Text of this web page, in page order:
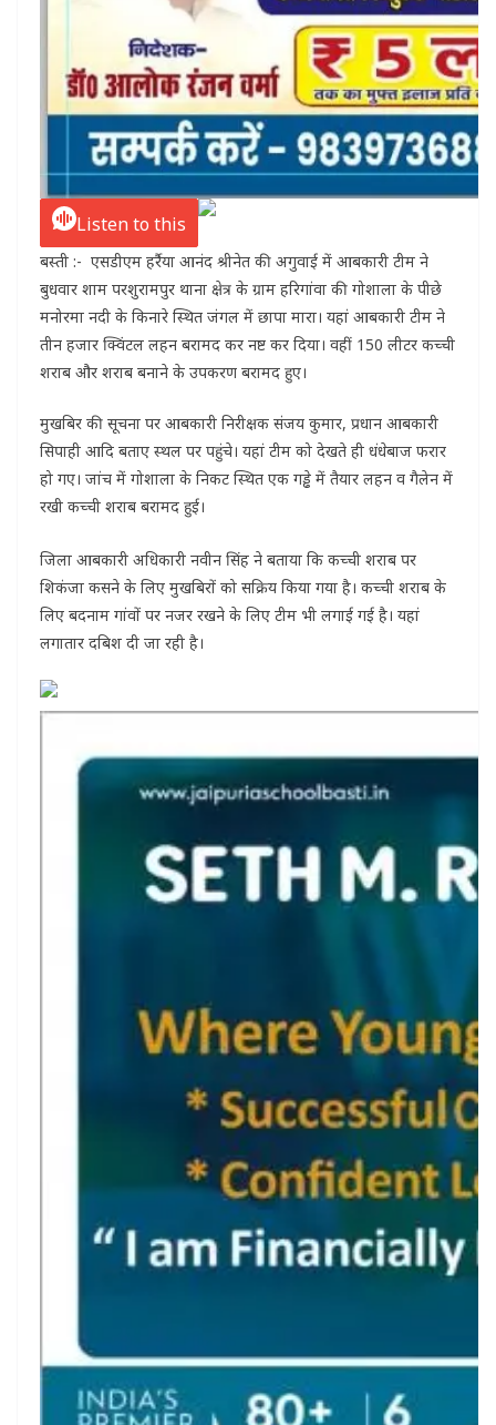
Listen to this
बस्ती :- एसडीएम हर्रैया आनंद श्रीनेत की अगुवाई में आबकारी टीम ने
बुधवार शाम परशुरामपुर थाना क्षेत्र के ग्राम हरिगांवा की गोशाला के पीछे
मनोरमा नदी के किनारे स्थित जंगल में छापा मारा। यहां आबकारी टीम ने
तीन हजार क्विंटल लहन बरामद कर नष्ट कर दिया। वहीं 150 लीटर कच्ची
शराब और शराब बनाने के उपकरण बरामद हुए।
मुखबिर की सूचना पर आबकारी निरीक्षक संजय कुमार, प्रधान आबकारी
सिपाही आदि बताए स्थल पर पहुंचे। यहां टीम को देखते ही धंधेबाज फरार
हो गए। जांच में गोशाला के निकट स्थित एक गड्ढे में तैयार लहन व गैलेन में
रखी कच्ची शराब बरामद हुई।
जिला आबकारी अधिकारी नवीन सिंह ने बताया कि कच्ची शराब पर
शिकंजा कसने के लिए मुखबिराें को सक्रिय किया गया है। कच्ची शराब के
लिए बदनाम गांवों पर नजर रखने के लिए टीम भी लगाई गई है। यहां
लगातार दबिश दी जा रही है।